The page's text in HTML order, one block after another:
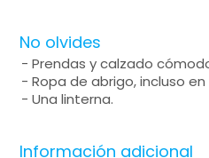
No olvides
- Prendas y calzado
- Ropa de abrigo, incluso en
- Una linterna.
Información adicional